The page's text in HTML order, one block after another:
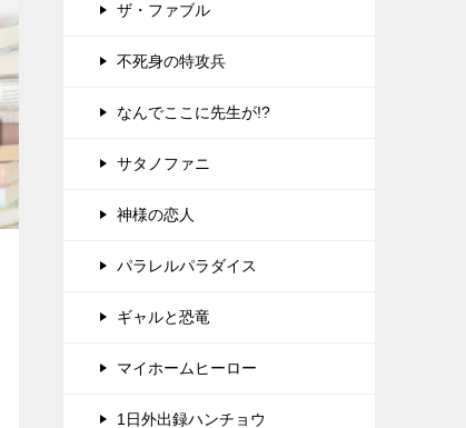
ザ・ファブル
不死身の特攻兵
なんでここに先生が!?
サタノファニ
神様の恋人
パラレルパラダイス
ギャルと恐竜
マイホームヒーロー
1日外出録ハンチョウ